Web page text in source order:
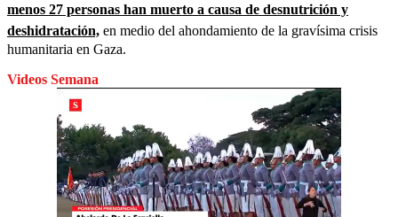
menos 27 personas han muerto a causa de desnutrición y
deshidratación, en medio del ahondamiento de la gravísima crisis
humanitaria en Gaza.
Videos Semana